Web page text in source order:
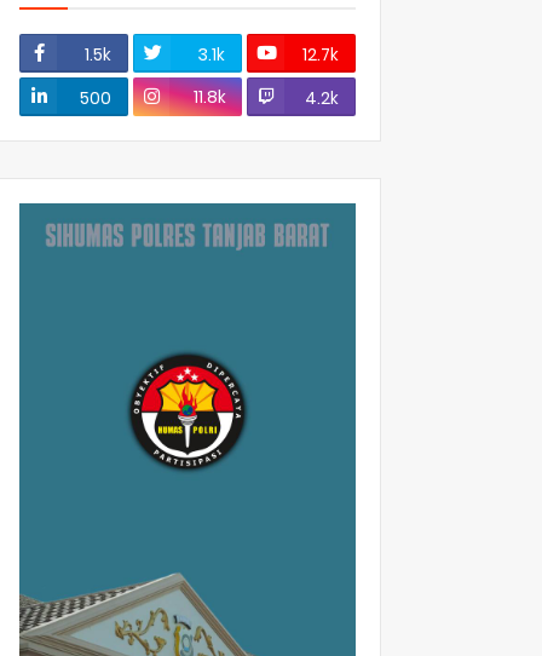
1.5k 3.1k
12.7k
500
11.8k 4.2k